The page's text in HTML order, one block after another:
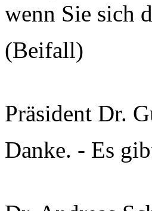
wenn Sie sich
(Beifall)
Präsident Dr.
Danke. - Es